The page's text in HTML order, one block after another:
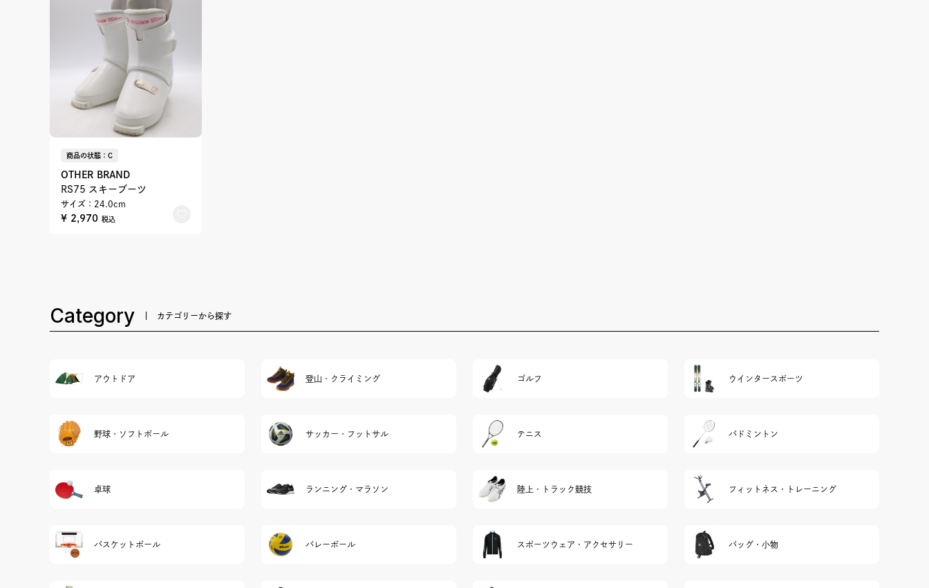
商品の状態：C
OTHER BRAND
RS75 スキーブーツ
サイズ：24.0cm
¥ 2,970 税込
Category カテゴリーから探す
アウトドア 登山・クライミング ゴルフ ウインタースポーツ
野球・ソフトボール サッカー・フットサル テニス バドミントン
卓球 ランニング・マラソン 陸上・トラック競技 フィットネス・トレーニング
バスケットボール バレーボール スポーツウェア・アクセサリー バッグ・小物